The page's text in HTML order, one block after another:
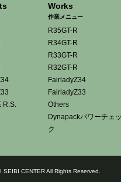
R.S.
Works
作業メニュー
R35GT-R
R34GT-R
R33GT-R
R32GT-R
FairladyZ34
FairladyZ33
Others
Dynapackパワーチェ
ク
CENTER All Rights Reserved.